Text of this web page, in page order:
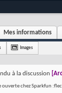
Mes informations
Images
à la discussion
ouverte chez Sparkfun